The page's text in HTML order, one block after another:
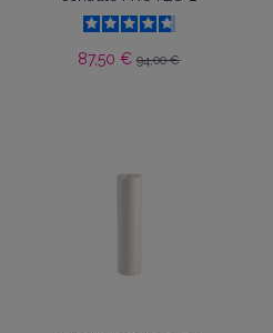
87,50 €94,00 €